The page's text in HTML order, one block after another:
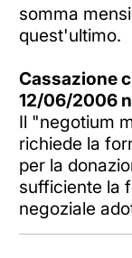
somma
quest'ultimo.
Cassazione
12/06/2006
Il "negotium
richiede la
per la
sufficiente la
negoziale